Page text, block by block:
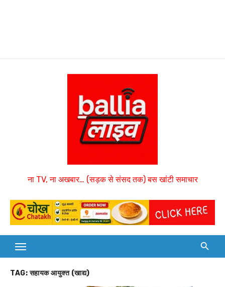
ना TV, ना अखबार… (सड़क से संसद तक) बस खांटी समाचार
TAG:सहायक आयुक्त (खाद्य)